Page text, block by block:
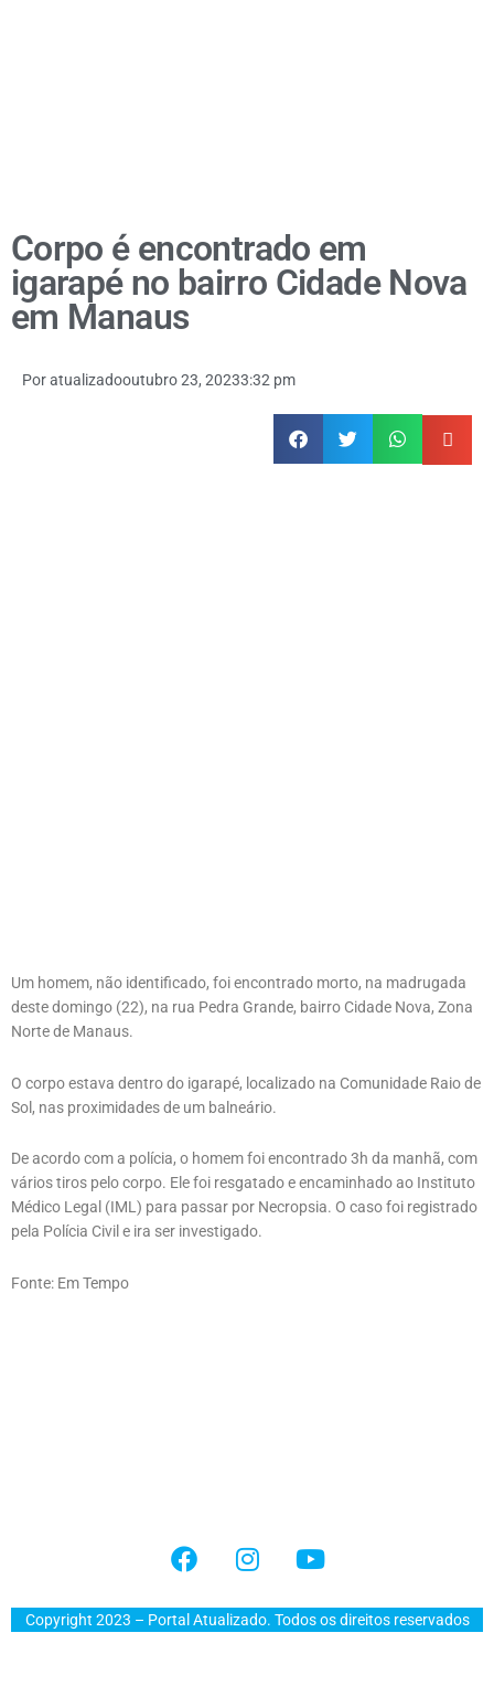
Corpo é encontrado em
igarapé no bairro Cidade Nova
em Manaus
Poratualizadooutubro 23, 20233:32 pm
Um homem, não identificado, foi encontrado morto, na madrugada
deste domingo (22), na rua Pedra Grande, bairro Cidade Nova, Zona
Norte de Manaus.
O corpo estava dentro do igarapé, localizado na Comunidade Raio de
Sol, nas proximidades de um balneário.
De acordo com a polícia, o homem foi encontrado 3h da manhã, com
vários tiros pelo corpo. Ele foi resgatado e encaminhado ao Instituto
Médico Legal (IML) para passar por Necropsia. O caso foi registrado
pela Polícia Civil e ira ser investigado.
Fonte: Em Tempo
Copyright 2023 – Portal Atualizado. Todos os direitos reservados